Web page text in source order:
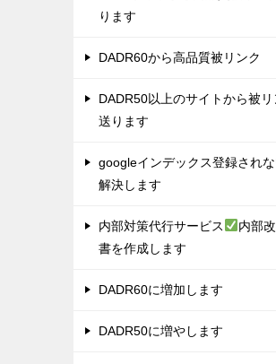
ります
DADR60から高品質被リンク
DADR50以上のサイトから被リ
送ります
googleインデックス登録され
解決します
内部対策代行サービス
内部
書を作成します
DADR60に増加します
DADR50に増やします